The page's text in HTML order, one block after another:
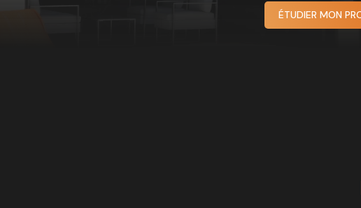
ÉTUDIER MON